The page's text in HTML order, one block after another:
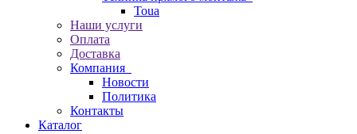
Toua
Наши услуги
Оплата
Доставка
Компания
Новости
Политика
Контакты
Каталог